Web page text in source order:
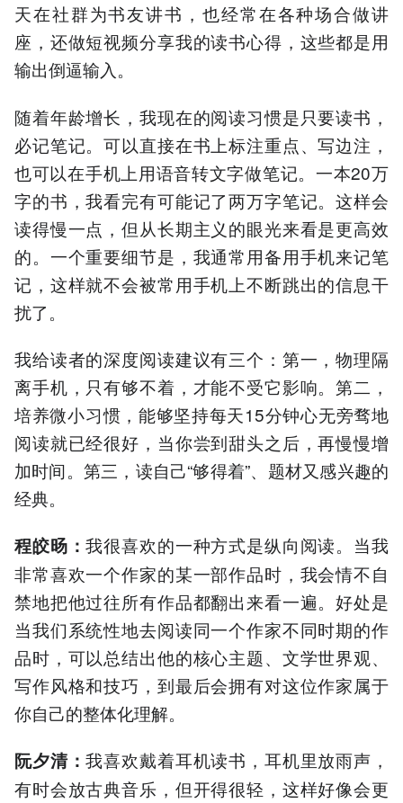
天在社群为书友讲书，也经常在各种场合做讲
座，还做短视频分享我的读书心得，这些都是用
输出倒逼输入。
随着年龄增长，我现在的阅读习惯是只要读书，
必记笔记。可以直接在书上标注重点、写边注，
也可以在手机上用语音转文字做笔记。一本20万
字的书，我看完有可能记了两万字笔记。这样会
读得慢一点，但从长期主义的眼光来看是更高效
的。一个重要细节是，我通常用备用手机来记笔
记，这样就不会被常用手机上不断跳出的信息干
扰了。
我给读者的深度阅读建议有三个：第一，物理隔
离手机，只有够不着，才能不受它影响。第二，
培养微小习惯，能够坚持每天15分钟心无旁骛地
阅读就已经很好，当你尝到甜头之后，再慢慢增
加时间。第三，读自己“够得着”、题材又感兴趣的
经典。
程皎旸 ：我很喜欢的一种方式是纵向阅读。当我
非常喜欢一个作家的某一部作品时，我会情不自
禁地把他过往所有作品都翻出来看一遍。好处是
当我们系统性地去阅读同一个作家不同时期的作
品时，可以总结出他的核心主题、文学世界观、
写作风格和技巧，到最后会拥有对这位作家属于
你自己的整体化理解。
阮夕清：我喜欢戴着耳机读书，耳机里放雨声，
有时会放古典音乐，但开得很轻，这样好像会更